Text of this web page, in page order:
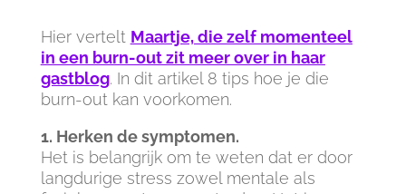
Hier vertelt Maartje, die zelf momenteel
in een burn-out zit meer over in haar
gastblog. In dit artikel 8 tips hoe je die
burn-out kan voorkomen.
1. Herken de symptomen.
Het is belangrijk om te weten dat er door
langdurige stress zowel mentale als